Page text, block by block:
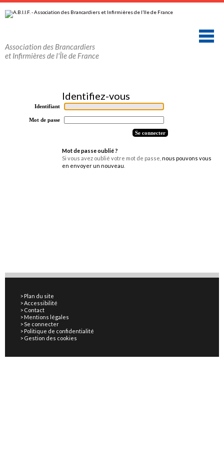
au
contenu.
navigation
personnels
Association des Brancardiers
et Infirmières de l'Île de France
Identifiant
Mot de passe
Mot de passe oublié ?
Si vous avez oublié votre mot de passe, nous pouvons vous
en envoyer un nouveau
Plan du site
Accessibilité
Contact
Mentions légales
Se connecter
Politique de confidentialité
Gestion des cookies